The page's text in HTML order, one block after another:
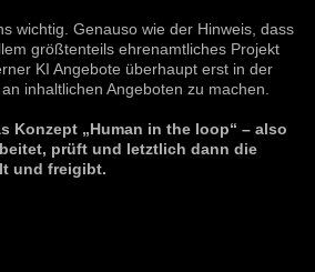
wichtig. Genauso wie der Hinweis, dass
größtenteils ehrenamtliches Projekt
KI Angebote überhaupt erst in der
inhaltlichen Angeboten zu machen.
Konzept „Human in the loop“ – also
prüft und letztlich dann die
und freigibt.